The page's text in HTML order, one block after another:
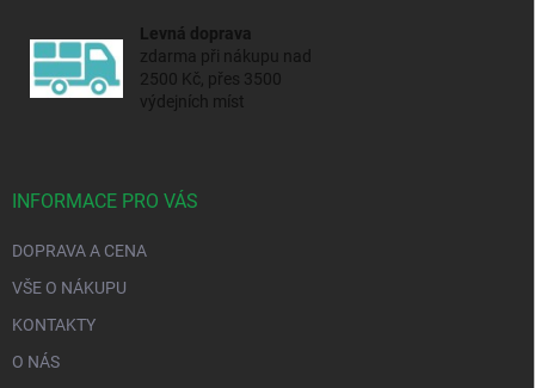
Levná doprava
zdarma při nákupu nad
2500 Kč, přes 3500
výdejních míst
INFORMACE PRO VÁS
DOPRAVA A CENA
VŠE O NÁKUPU
KONTAKTY
O NÁS